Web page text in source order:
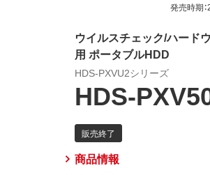
発売時期
ウイルスチェック/ハード
用 ポータブルHDD
HDS-PXVU2シリーズ
HDS-
商品情報